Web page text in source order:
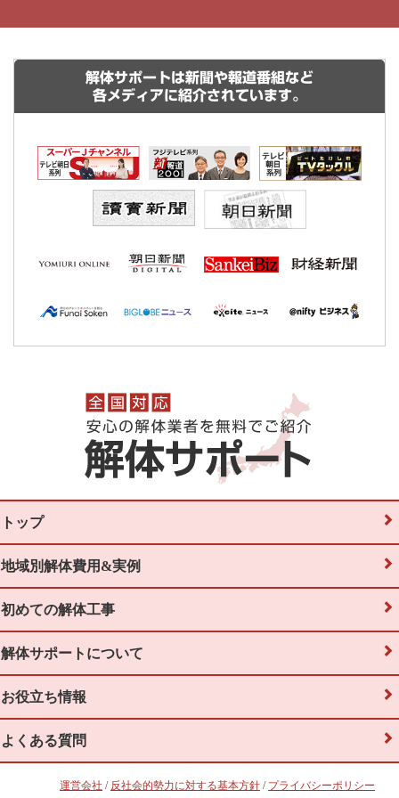
解体サポートは新聞や報道番組など
各メディアに紹介されています。
トップ
地域別解体費用&実例
初めての解体工事
解体サポートについて
お役立ち情報
よくある質問
運営会社 / 反社会的勢力に対する基本方針 / プライバシーポリシー